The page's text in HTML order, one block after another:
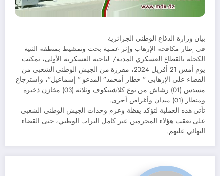
بيان وزارة الدفاع الوطني الجزائرية
في إطار مكافحة الإرهاب وإثر عملية بحث وتمشيط بمنطقة الثنية
الكحلة بالقطاع العسكري المدية/ الناحية العسكرية الأولى، تمكنت
يوم أمس 21 أفريل 2024، مفرزة من الجيش الوطني الشعبي من
القضاء على الإرهابي ” خطار أمحمد” المدعو ” إسماعيل”، واسترجاع
مسدس (01) رشاش من نوع كلاشنيكوف وثلاثة (03) مخازن ذخيرة
ومنظار (01) ميدان وأغراض أخرى.
تأتي هذه العملية لتؤكد يقظة وعزم وحدات الجيش الوطني الشعبي
على تعقب هؤلاء المجرمين عبر كامل التراب الوطني، حتى القضاء
النهائي عليهم.